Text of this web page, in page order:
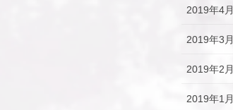
2019年4月
2019年3月
2019年2月
2019年1月